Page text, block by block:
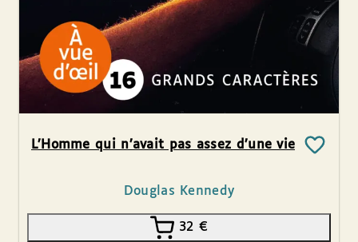
L’Homme qui n’avait pas assez d’une vie
Douglas Kennedy
32 €